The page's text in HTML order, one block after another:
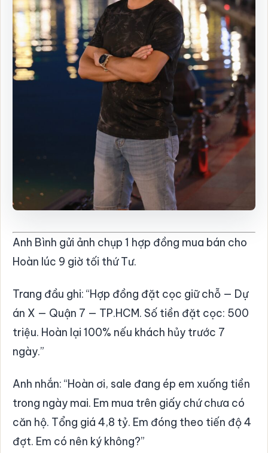
Anh Bình gửi ảnh chụp 1 hợp đồng mua bán cho
Hoàn lúc 9 giờ tối thứ Tư.
Trang đầu ghi: “Hợp đồng đặt cọc giữ chỗ — Dự
án X — Quận 7 — TP.HCM. Số tiền đặt cọc: 500
triệu. Hoàn lại 100% nếu khách hủy trước 7
ngày.”
Anh nhắn: “Hoàn ơi, sale đang ép em xuống tiền
trong ngày mai. Em mua trên giấy chứ chưa có
căn hộ. Tổng giá 4,8 tỷ. Em đóng theo tiến độ 4
đợt. Em có nên ký không?”